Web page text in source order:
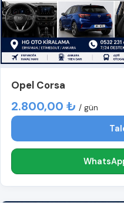
Opel Corsa
2.800,00 ₺ / gün